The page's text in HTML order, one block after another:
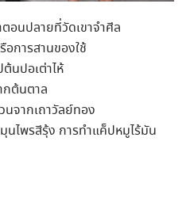
อนปลายที่วัดเขาจำศีล
อการสานของใช้
นปอเต่าไห้
กต้นตาล
นจากเถาวัลย์ทอง
นไพรสีรุ้ง การทำแค็ปหมูไร้มัน